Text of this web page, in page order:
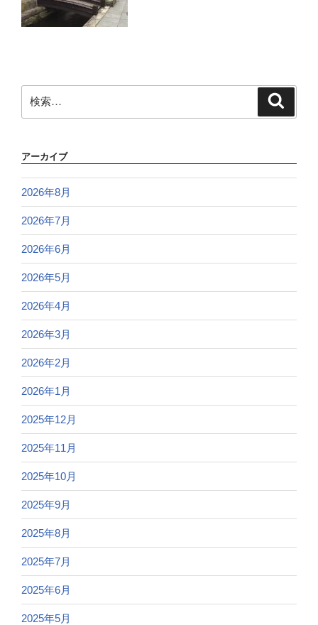
索:
アーカイブ
2026年8月
2026年7月
2026年6月
2026年5月
2026年4月
2026年3月
2026年2月
2026年1月
2025年12月
2025年11月
2025年10月
2025年9月
2025年8月
2025年7月
2025年6月
2025年5月